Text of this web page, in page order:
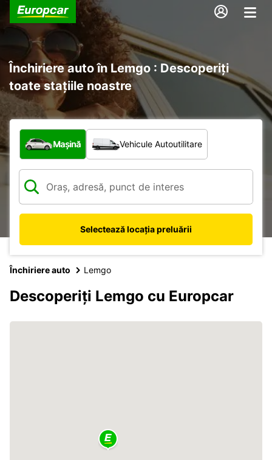
Închiriere auto în Lemgo : Descoperiți
toate stațiile noastre
Ce tip de vehicul?
Mașină Vehicule Autoutilitare
Selectează locația preluării
Închiriere auto Lemgo
Descoperiți Lemgo cu Europcar